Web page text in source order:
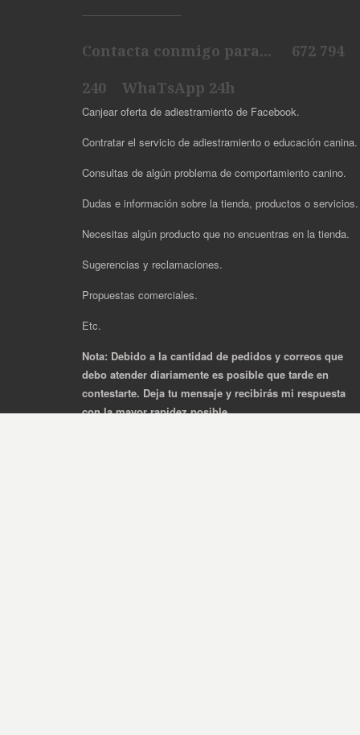
Contacta conmigo para... 672 794
240 WhaTsApp 24h
Canjear oferta de adiestramiento de Facebook.
Contratar el servicio de adiestramiento o educación canina.
Consultas de algún problema de comportamiento canino.
Dudas e información sobre la tienda, productos o servicios.
Necesitas algún producto que no encuentras en la tienda.
Sugerencias y reclamaciones.
Propuestas comerciales.
Etc.
Nota: Debido a la cantidad de pedidos y correos que
debo atender diariamente es posible que tarde en
contestarte. Deja tu mensaje y recibirás mi respuesta
con la mayor rapidez posible.